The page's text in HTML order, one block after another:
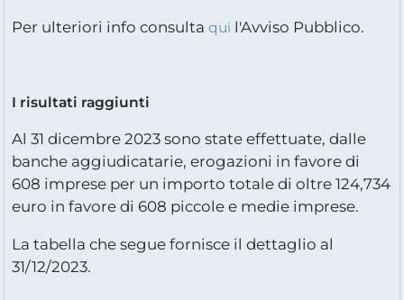
Per ulteriori info consultaqui l'Avviso Pubblico.
I risultati raggiunti
Al 31 dicembre 2023 sono state effettuate, dalle
banche aggiudicatarie, erogazioni in favore di
608 imprese per un importo totale di oltre 124,734
euro in favore di 608 piccole e medie imprese.
La tabella che segue fornisce il dettaglio al
31/12/2023.